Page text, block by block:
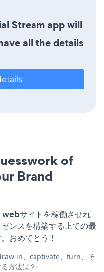
Stream app will
all the details
of
Brand
サイトを稼働させれ
ンスを構築する上での最
おめでとう！
in、captivate、turn、そ
方法は？